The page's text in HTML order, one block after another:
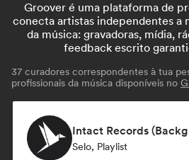
Groover é uma plataforma de
conecta artistas independentes a
da música: gravadoras, mídia,
feedback escrito
37 curadores correspondentes à tua
profissionais da música disponíveis no
Selo, Playlist